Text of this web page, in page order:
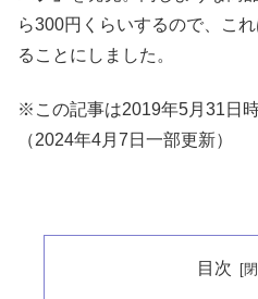
ら300円くらいするので、こ
ることにしました。
※この記事は2019年5月31日
（2024年4月7日一部更新）
目次